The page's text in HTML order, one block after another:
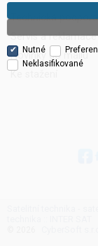
Technická podpora
Servis a reklamace
Novinky do mailu
Ke stažení
Nutné
Neklasifikované